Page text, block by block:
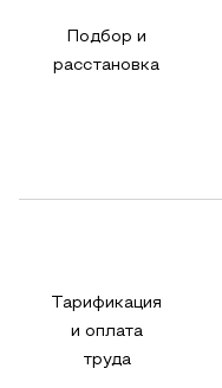
Подбор и
расстановка
Тарификация
и оплата
труда